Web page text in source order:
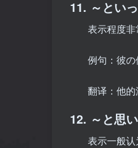
11. ～とい
表示程度非
例句：彼の
翻译：他的
12. ～と思
表示一般认